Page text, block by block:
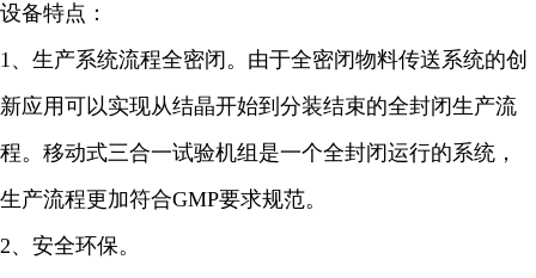
设备特点：
1、生产系统流程全密闭。由于全密闭物料传送系统的创
新应用可以实现从结晶开始到分装结束的全封闭生产流
程。移动式三合一试验机组是一个全封闭运行的系统，
生产流程更加符合GMP要求规范。
2、安全环保。